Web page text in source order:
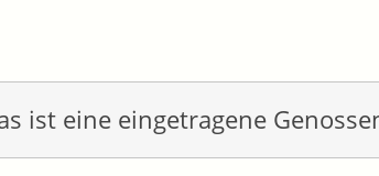
ist eine eingetragene